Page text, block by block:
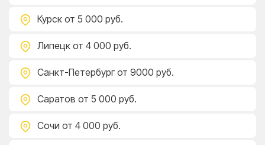
Курск от 5 000 руб.
Липецк от 4 000 руб.
Санкт-Петербург от 9000 руб.
Саратов от 5 000 руб.
Сочи от 4 000 руб.